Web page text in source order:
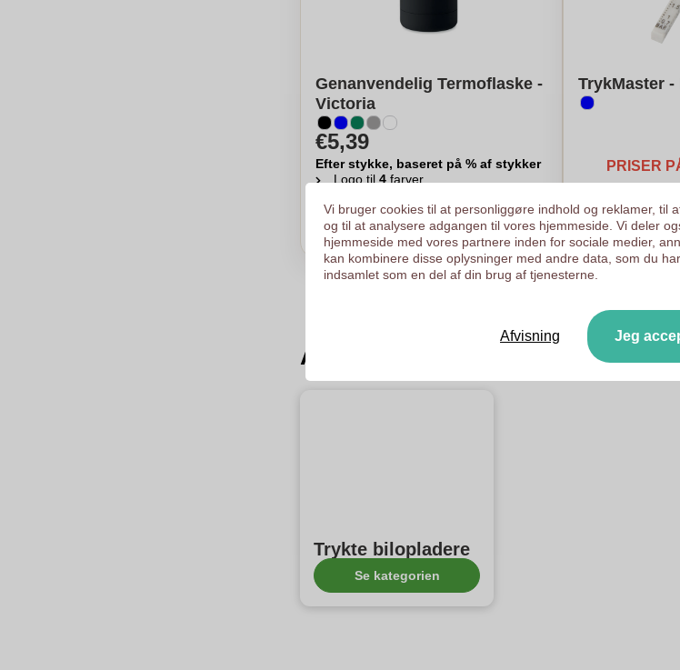
Genanvendelig Termoflaske -
Victoria
€5,39
Efter stykke, baseret på % af stykker
Logo til4farver
Beregn min pris
TrykMaster
PRISER
Priser
At opdage :
Trykte bilopladere
Se kategorien
Vi bruger cookies til at personliggøre indhold og reklamer, til
og til at analysere adgangen til vores hjemmeside. Vi deler
hjemmeside med vores partnere inden for sociale medier,
kan kombinere disse oplysninger med andre data, som du
indsamlet som en del af din brug af tjenesterne.
Afvisning Jeg